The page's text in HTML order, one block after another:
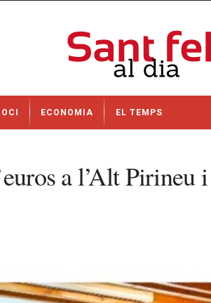
OCI ECONOMIA EL TEMPS
a l’Alt